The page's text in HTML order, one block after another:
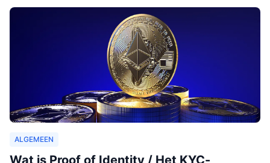
ALGEMEEN
Wat is Proof of Identity / Het KYC-